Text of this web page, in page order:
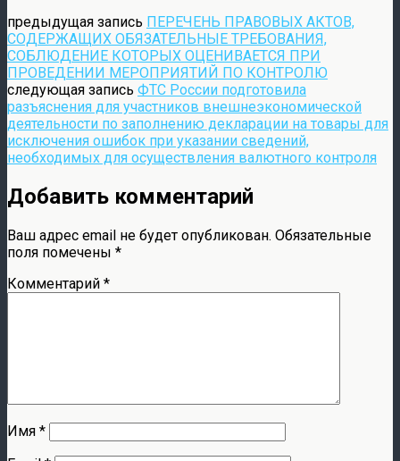
предыдущая запись ПЕРЕЧЕНЬ ПРАВОВЫХ АКТОВ,
СОДЕРЖАЩИХ ОБЯЗАТЕЛЬНЫЕ ТРЕБОВАНИЯ,
СОБЛЮДЕНИЕ КОТОРЫХ ОЦЕНИВАЕТСЯ ПРИ
ПРОВЕДЕНИИ МЕРОПРИЯТИЙ ПО КОНТРОЛЮ
следующая запись ФТС России подготовила
разъяснения для участников внешнеэкономической
деятельности по заполнению декларации на товары для
исключения ошибок при указании сведений,
необходимых для осуществления валютного контроля
Добавить комментарий
Ваш адрес email не будет опубликован. Обязательные
поля помечены *
Комментарий *
Имя *